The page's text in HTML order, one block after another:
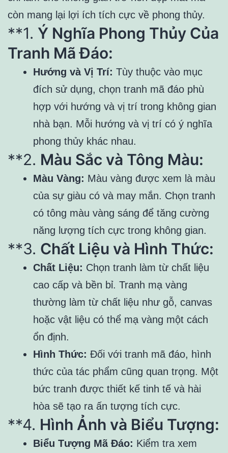
còn mang lại lợi ích tích cực về phong thủy.
**1. Ý Nghĩa Phong Thủy Của
Tranh Mã Đáo:
Hướng và Vị Trí: Tùy thuộc vào mục
đích sử dụng, chọn tranh mã đáo phù
hợp với hướng và vị trí trong không gian
nhà bạn. Mỗi hướng và vị trí có ý nghĩa
phong thủy khác nhau.
**2. Màu Sắc và Tông Màu:
Màu Vàng: Màu vàng được xem là màu
của sự giàu có và may mắn. Chọn tranh
có tông màu vàng sáng để tăng cường
năng lượng tích cực trong không gian.
**3. Chất Liệu và Hình Thức:
Chất Liệu: Chọn tranh làm từ chất liệu
cao cấp và bền bỉ. Tranh mạ vàng
thường làm từ chất liệu như gỗ, canvas
hoặc vật liệu có thể mạ vàng một cách
ổn định.
Hình Thức: Đối với tranh mã đáo, hình
thức của tác phẩm cũng quan trọng. Một
bức tranh được thiết kế tinh tế và hài
hòa sẽ tạo ra ấn tượng tích cực.
**4. Hình Ảnh và Biểu Tượng:
Biểu Tượng Mã Đáo: Kiểm tra xem